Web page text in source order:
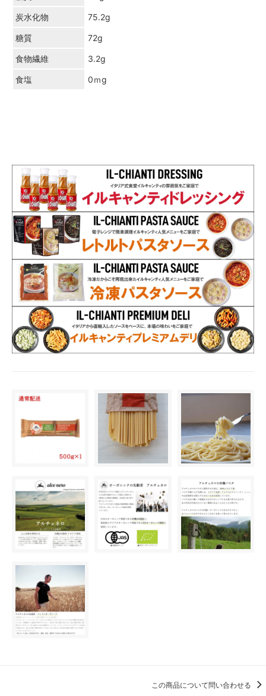
炭水化物 75.2g
糖質 72g
食物繊維 3.2g
食塩 0ｍg
この商品について問い合わせる